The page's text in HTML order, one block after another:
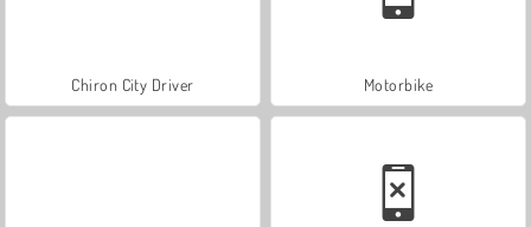
Chiron City Driver Motorbike